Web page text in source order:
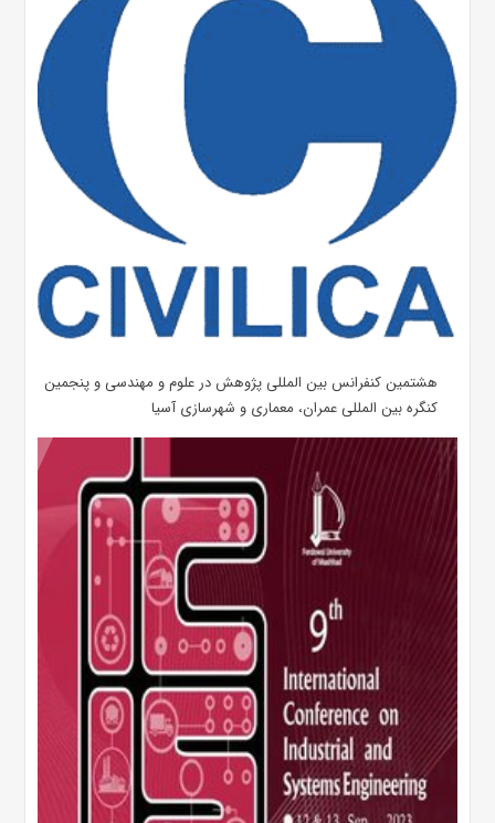
هشتمین کنفرانس بین المللی پژوهش در علوم و مهندسی و پنجمین
کنگره بین المللی عمران، معماری و شهرسازی آسیا